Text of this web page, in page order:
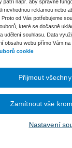
Sb.).
patří např. aby správně
nevhodnou reklamou nebo
od Vás potřebujeme
které se dočasně
udělení souhlasu. Data
obsahu webu přímo Vám na
cookie
Nastavení
Zamítnout vše
Přijmout